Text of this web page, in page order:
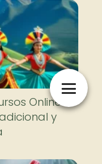
Online
y